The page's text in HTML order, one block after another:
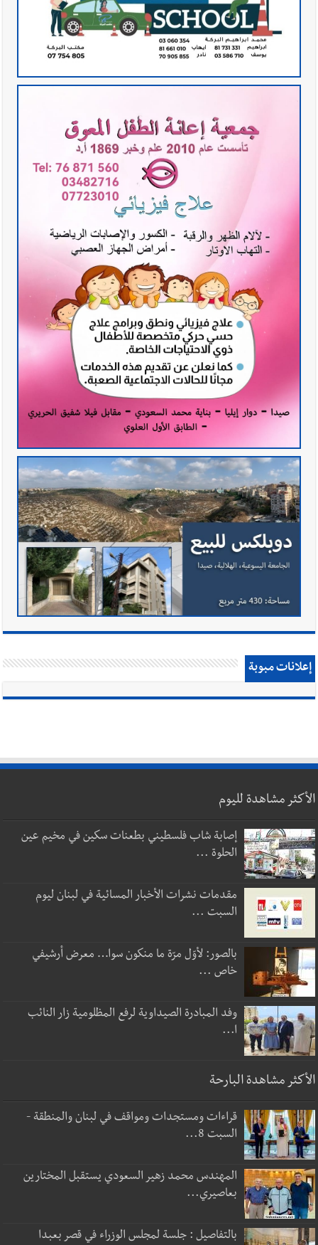
إعلانات مبوبة
الأكثر مشاهدة لليوم
إصابة شاب فلسطيني بطعنات سكين في مخيم عين
الحلوة ...
مقدمات نشرات الأخبار المسائية في لبنان ليوم
السبت ...
بالصور: لأوّل مرّة ما منكون سوا… معرض أرشيفي
خاص ...
وفد المبادرة الصيداوية لرفع المظلومية زار النائب
ا...
الأكثر مشاهدة البارحة
قراءات ومستجدات ومواقف في لبنان والمنطقة -
السبت 8...
المهندس محمد زهير السعودي يستقبل المختارين
بعاصيري...
بالتفاصيل : جلسة لمجلس الوزراء في قصر بعبدا